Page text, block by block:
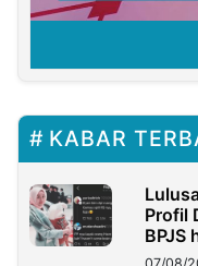
KABAR
Profil
BPJS